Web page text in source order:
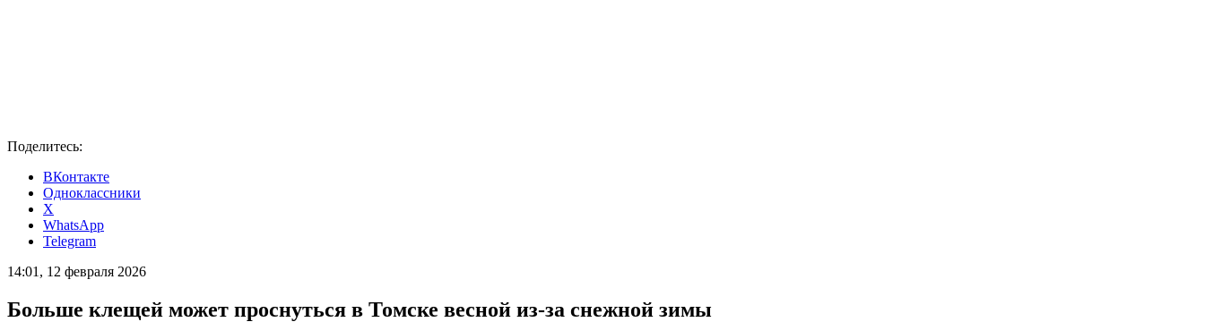
Поделитесь:
ВКонтакте
Одноклассники
X
WhatsApp
Telegram
14:01, 12 февраля 2026
Больше клещей может проснуться в Томске весной из-за снежной зимы